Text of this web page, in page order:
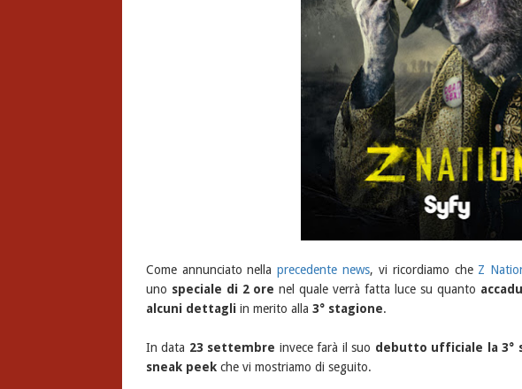
Come annunciato nellaprecedente news, vi ricordiamo che Z
uno speciale di 2 ore nel quale verrà fatta luce su quanto
alcuni dettagliin merito alla 3° stagione.
In data 23 settembre invece farà il suo debutto ufficiale la 3°
sneak peekche vi mostriamo di seguito.